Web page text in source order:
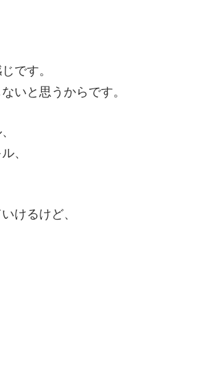
です。
いと思うからです。
、
けるけど、